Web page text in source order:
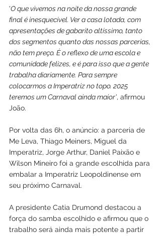
'O que vivemos na noite da nossa grande
final é inesquecível. Ver a casa lotada, com
apresentações de gabarito altíssimo, tanto
dos segmentos quanto das nossas parcerias,
não tem preço. É o reflexo de uma escola e
comunidade felizes, e é para isso que a gente
trabalha diariamente. Para sempre
colocarmos a Imperatriz no topo. 2025
teremos um Carnaval ainda maior', afirmou
João.
Por volta das 6h, o anúncio: a parceria de
Me Leva, Thiago Meiners, Miguel da
Imperatriz, Jorge Arthur, Daniel Paixão e
Wilson Mineiro foi a grande escolhida para
embalar a Imperatriz Leopoldinense em
seu próximo Carnaval.
A presidente Catia Drumond destacou a
força do samba escolhido e afirmou que o
trabalho será ainda mais potente a partir